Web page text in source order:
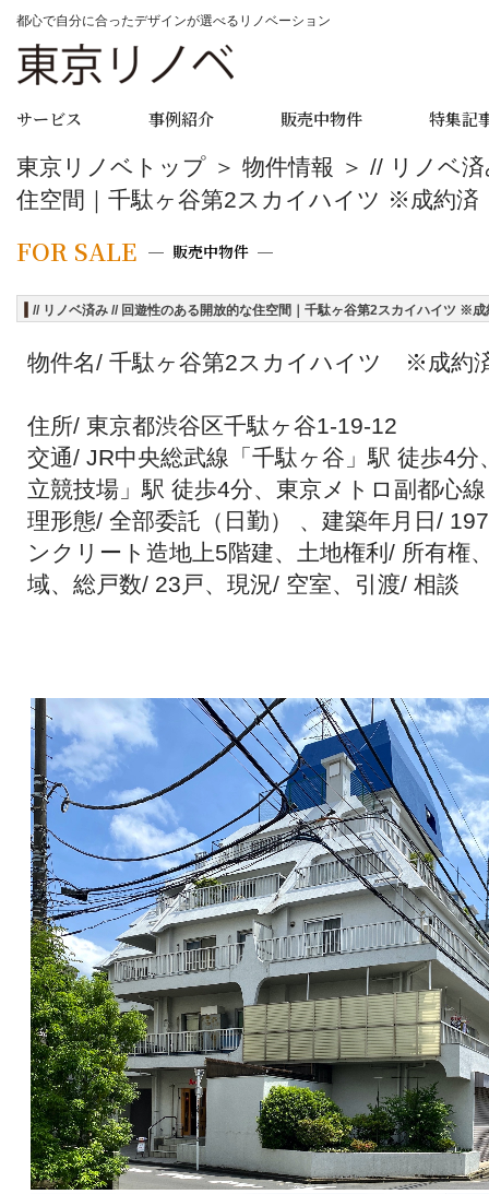
都心で自分に合ったデザインが選べるリノベーション
サービス 事例紹介 販売中物件 特集記
東京リノベトップ ＞ 物件情報 ＞ // リノベ
住空間｜千駄ヶ谷第2スカイハイツ ※成約済
FOR SALE 販売中物件
// リノベ済み // 回遊性のある開放的な住空間｜千駄ヶ谷第2スカイハイツ ※成
物件名/ 千駄ヶ谷第2スカイハイツ ※成約
住所/ 東京都渋谷区千駄ヶ谷1-19-12
交通/ JR中央総武線「千駄ヶ谷」駅 徒歩4
立競技場」駅 徒歩4分、東京メトロ副都心
理形態/ 全部委託（日勤） 、建築年月日/
ンクリート造地上5階建、土地権利/ 所有権
域、総戸数/ 23戸、現況/ 空室、引渡/ 相談